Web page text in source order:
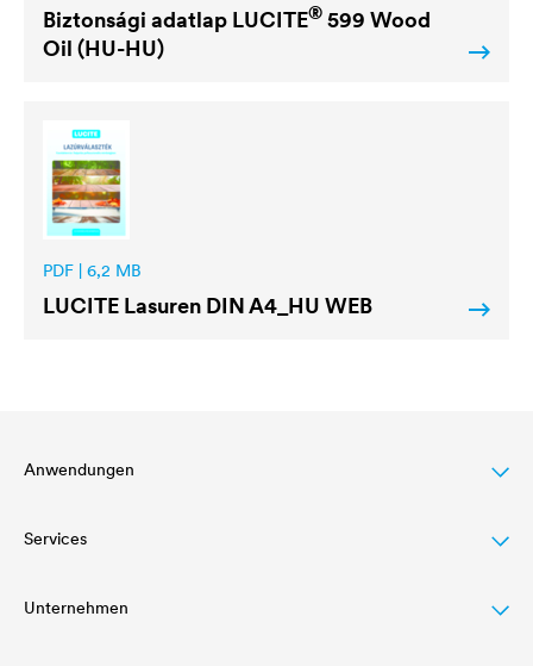
Biztonsági adatlap LUCITE® 599 Wood
Oil (HU-HU)
PDF | 6,2 MB
LUCITE Lasuren DIN A4_HU WEB
Anwendungen
Dachbeschichtung
Holzlasur
Services
Letöltések
Unternehmen